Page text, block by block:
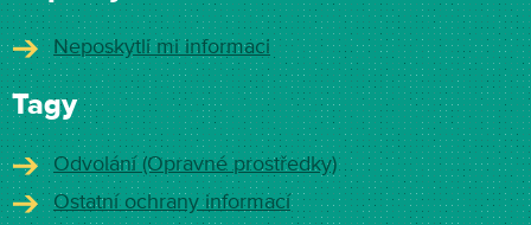
Neposkytli mi informaci
Tagy
Odvolání (Opravné prostředky)
Ostatní ochrany informací